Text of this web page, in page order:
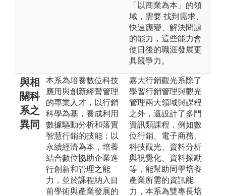
「以商業為本」的領
域，需要 找到需求、
快速應變、解決問題
的能力，這些能力會
使日後的職涯發展更
具競爭力。
與相
關科
系之
異同
本系為培養數位科技
應用與創新經營管理
的專業人才，以行銷
科學為基，養成利用
數據驅動分析和落實
智慧行銷的技能；以
永續經濟為本，培養
結合數位協助企業進
行創新和管理之能
力，並於課程納入目
前學術與產業發展的
嘉大行銷觀光系除了
學習行銷管理與觀光
管理兩大領域與課程
之外，還設計了多門
資訊類課程，例如數
位行銷、電子商務、
科技觀光、資料分析
與視覺化、資料探勘
等，能幫助同學培養
產業所需的資訊能
力，本系為雙專長培